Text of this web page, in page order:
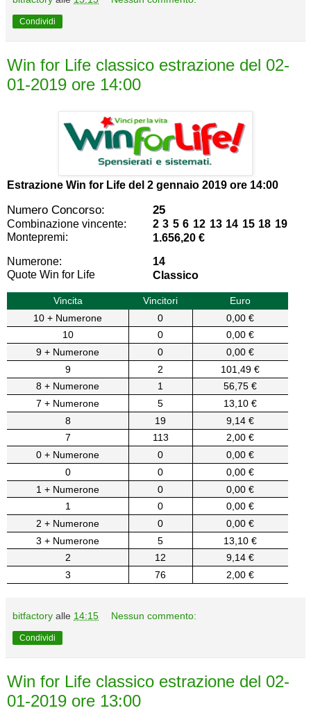
Condividi
Win for Life classico estrazione del 02-
01-2019 ore 14:00
Estrazione Win for Life del 2 gennaio 2019 ore 14:00
Numero Concorso: 25
Combinazione vincente:
2 3 5 6 12 13 14 15 18 19
Montepremi:
1.656,20 €
Numerone:
14
Quote Win for Life
Classico
Vincita Vincitori
Euro
10 + Numerone
0
0,00 €
10
0
0,00 €
9 + Numerone
0
0,00 €
9
2
101,49 €
8 + Numerone
1
56,75 €
7 + Numerone
5
13,10 €
8
19
9,14 €
7
113
2,00 €
0 + Numerone
0
0,00 €
0
0
0,00 €
1 + Numerone
0
0,00 €
1
0
0,00 €
2 + Numerone
0
0,00 €
3 + Numerone
5
13,10 €
2
12
9,14 €
3
76 2,00 €
bitfactory alle 14:15 Nessun commento:
Condividi
Win for Life classico estrazione del 02-
01-2019 ore 13:00